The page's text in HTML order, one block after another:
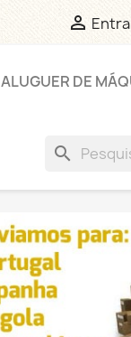

ALUGUER DE
search